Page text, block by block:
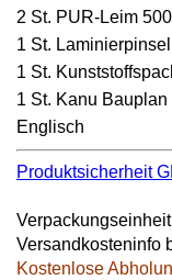
2 St. PUR-Leim
1 St.
1 St.
1 St. Kanu
Englisch
Produktsicherheit
Versandkosteninfo
Kostenlose